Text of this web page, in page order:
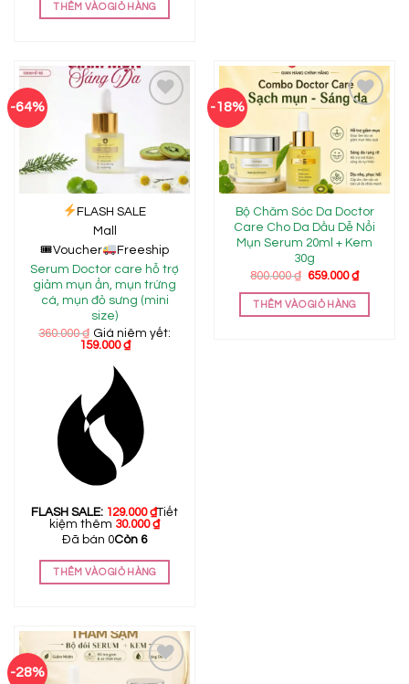
THÊM VÀO GIỎ HÀNG
-64%
Add to
wishlist
FLASH SALE
Mall
🎟Voucher
Freeship
Serum Doctor care hỗ trợ
giảm mụn ẩn, mụn trứng
cá, mụn đỏ sưng (mini
size)
360.000₫ Giá niêm yết:
159.000₫
FLASH SALE: 129.000₫Tiết
kiệm thêm 30.000₫
Đã bán 0Còn 6
THÊM VÀO GIỎ HÀNG
-18%
Add to
wishlist
Bộ Chăm Sóc Da Doctor
Care Cho Da Dầu Dễ Nổi
Mụn Serum 20ml + Kem
30g
800.000₫ Giá
là:
800.000 ₫.
659.000₫Giá
tại
THÊM VÀO GIỎ HÀNG
-28%